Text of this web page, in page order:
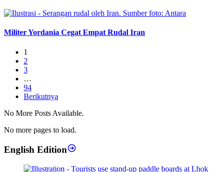
Militer Yordania Cegat Empat Rudal Iran
1
2
3
…
94
Berikutnya
No More Posts Available.
No more pages to load.
English Edition